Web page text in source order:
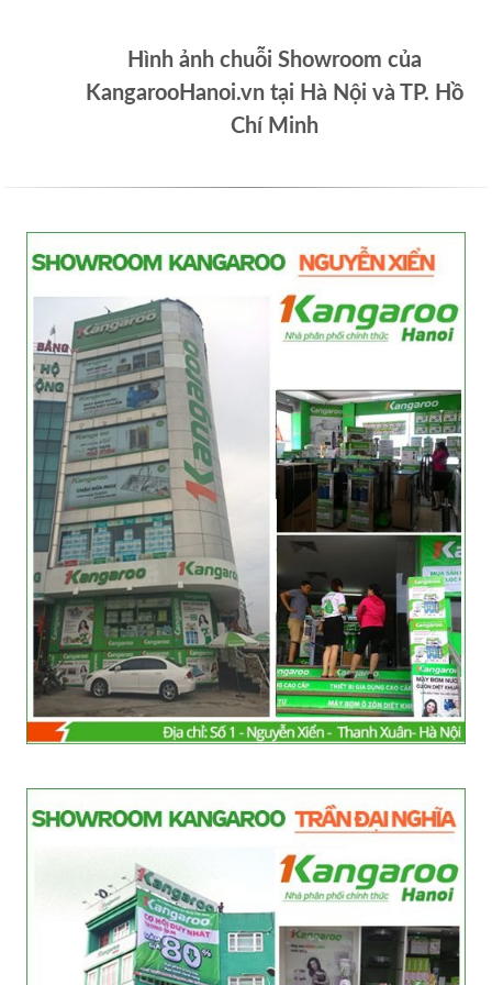
Hình ảnh chuỗi Showroom của
KangarooHanoi.vn tại Hà Nội và TP. Hồ
Chí Minh